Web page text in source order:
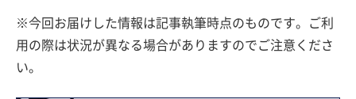
※今回お届けした情報は記事執筆時点のものです。ご利
用の際は状況が異なる場合がありますのでご注意くださ
い。